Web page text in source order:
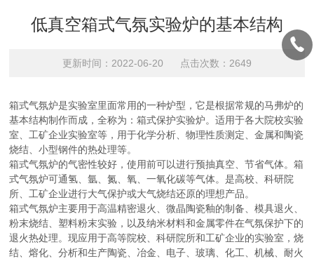
低真空箱式气氛实验炉的基本结构
更新时间：2022-06-20 点击次数：2649
箱式气氛炉是实验室里面常用的一种炉型，它是根据常规的马弗炉的
基本结构制作而成，全称为：箱式保护实验炉。适用于各大院校实验
室、工矿企业实验室等，用于化学分析、物理性质测定、金属和陶瓷
烧结、小型钢件的热处理等。
箱式气氛炉的气密性较好，使用前可以进行预抽真空、节省气体。箱
式气氛炉可通氢、氩、氮、氧、一氧化碳等气体。是高校、科研院
所、工矿企业进行大气保护或大气烧结还原的理想产品。
箱式气氛炉主要用于高温精密退火、微晶陶瓷釉的制备、模具退火、
粉末烧结、塑料粉末实验，以及纳米材料和金属零件在气氛保护下的
退火热处理。现应用于高等院校、科研院所和工矿企业的实验室，烧
结、熔化、分析和生产陶瓷、冶金、电子、玻璃、化工、机械、耐火